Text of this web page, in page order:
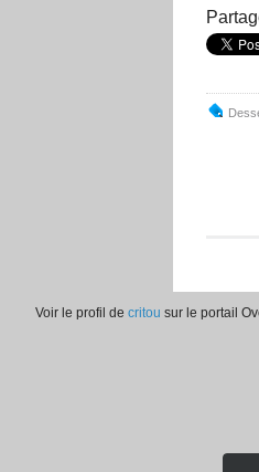
Voir le profil de critou sur le portail